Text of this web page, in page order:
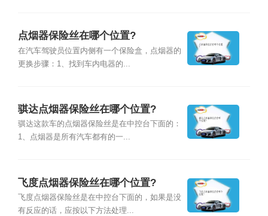
点烟器保险丝在哪个位置?
在汽车驾驶员位置内侧有一个保险盒，点烟器的
更换步骤：1、找到车内电器的...
骐达点烟器保险丝在哪个位置?
骐达这款车的点烟器保险丝是在中控台下面的：
1、点烟器是所有汽车都有的一...
飞度点烟器保险丝在哪个位置?
飞度点烟器保险丝是在中控台下面的，如果是没
有反应的话，应按以下方法处理...